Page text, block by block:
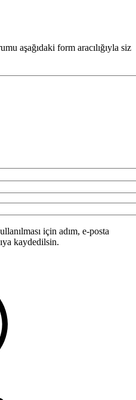
aşağıdaki form aracılığıyla siz
için adım, e-posta
kaydedilsin.